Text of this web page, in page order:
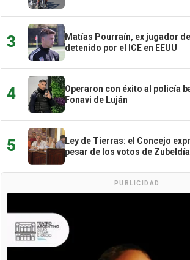
3
Matías Pourraín, ex jugador
detenido por el ICE en EEUU
4
Operaron con éxito al policía
Fonavi de Luján
5
Ley de Tierras: el Concejo
pesar de los votos de
PUBLICIDAD